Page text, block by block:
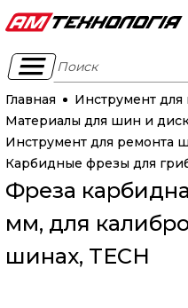
Поиск
Главная
Инструмент
Материалы для шин и
Инструмент для ремонта
Карбидные фрезы для
Фреза
мм, для
шинах, TECH